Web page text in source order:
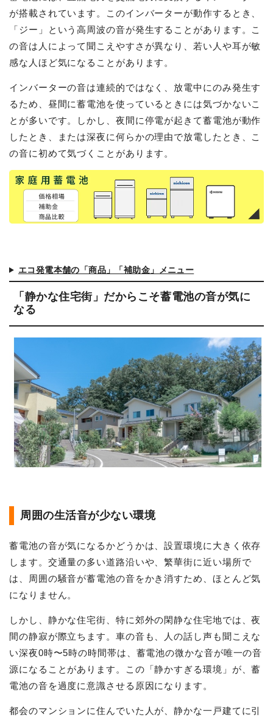
が搭載されています。このインバーターが動作するとき、
「ジー」という高周波の音が発生することがあります。こ
の音は人によって聞こえやすさが異なり、若い人や耳が敏
感な人ほど気になることがあります。
インバーターの音は連続的ではなく、放電中にのみ発生す
るため、昼間に蓄電池を使っているときには気づかないこ
とが多いです。しかし、夜間に停電が起きて蓄電池が動作
したとき、または深夜に何らかの理由で放電したとき、こ
の音に初めて気づくことがあります。
エコ発電本舗の「商品」「補助金」メニュー
「静かな住宅街」だからこそ蓄電池の音が気に
なる
周囲の生活音が少ない環境
蓄電池の音が気になるかどうかは、設置環境に大きく依存
します。交通量の多い道路沿いや、繁華街に近い場所で
は、周囲の騒音が蓄電池の音をかき消すため、ほとんど気
になりません。
しかし、静かな住宅街、特に郊外の閑静な住宅地では、夜
間の静寂が際立ちます。車の音も、人の話し声も聞こえな
い深夜0時〜5時の時間帯は、蓄電池の微かな音が唯一の音
源になることがあります。この「静かすぎる環境」が、蓄
電池の音を過度に意識させる原因になります。
都会のマンションに住んでいた人が、静かな一戸建てに引